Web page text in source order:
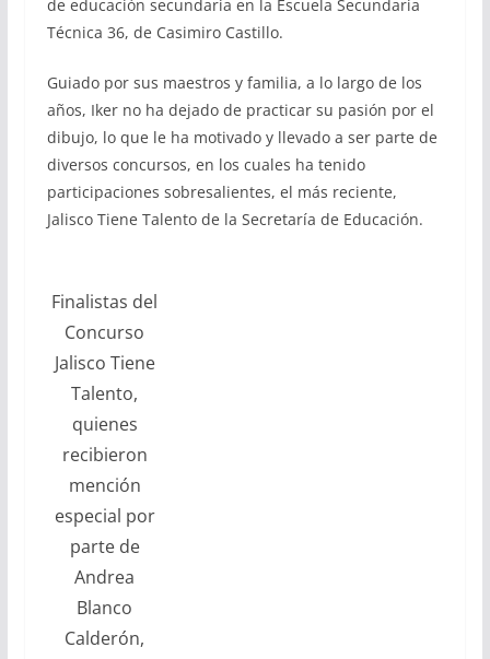
de educación secundaria en la Escuela Secundaria
Técnica 36, de Casimiro Castillo.
Guiado por sus maestros y familia, a lo largo de los
años, Iker no ha dejado de practicar su pasión por el
dibujo, lo que le ha motivado y llevado a ser parte de
diversos concursos, en los cuales ha tenido
participaciones sobresalientes, el más reciente,
Jalisco Tiene Talento de la Secretaría de Educación.
Finalistas del
Concurso
Jalisco Tiene
Talento,
quienes
recibieron
mención
especial por
parte de
Andrea
Blanco
Calderón,